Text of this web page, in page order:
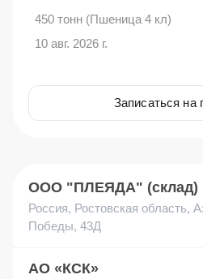
450 тонн (Пшеница 4 кл)
10 авг. 2026 г.
Записаться на
ООО "ПЛЕЯДА" (склад)
Россия, Ростовская область,
Победы, 43Д
АО «КСК»